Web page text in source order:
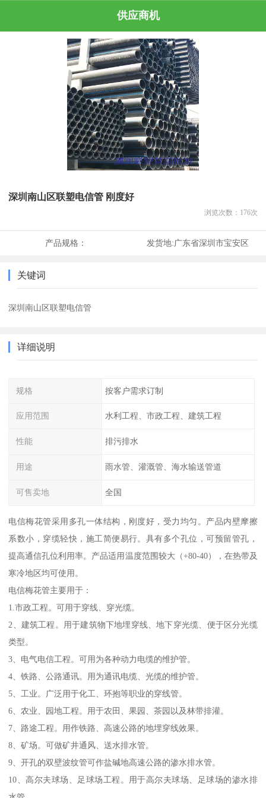
供应商机
深圳南山区联塑电信管 刚度好
浏览次数： 176次
产品规格： 发货地:广东省深圳市宝安区
关键词
深圳南山区联塑电信管
详细说明
规格 按客户需求订制
应用范围 水利工程、市政工程、建筑工程
性能 排污排水
用途 雨水管、灌溉管、海水输送管道
可售卖地 全国
电信梅花管采用多孔一体结构，刚度好，受力均匀。产品内壁摩擦
系数小，穿缆轻快，施工简便易行。具有多个孔位，可预留管孔，
提高通信孔位利用率。产品适用温度范围较大（+80-40），在热带及
寒冷地区均可使用。
电信梅花管主要用于：
1.市政工程。可用于穿线、穿光缆。
2、建筑工程。用于建筑物下地埋穿线、地下穿光缆、便于区分光缆
类型。
3、电气电信工程。可用为各种动力电缆的维护管。
4、铁路、公路通讯。用为通讯电缆、光缆的维护管。
5、工业。广泛用于化工、环抱等职业的穿线管。
6、农业、园地工程。用于农田、果园、茶园以及林带排灌。
7、路途工程。用作铁路、高速公路的地埋穿线效果。
8、矿场。可做矿井通风、送水排水管。
9、开孔的双壁波纹管可作盐碱地高速公路的渗水排水管。
10、高尔夫球场、足球场工程。用于高尔夫球场、足球场的渗水排